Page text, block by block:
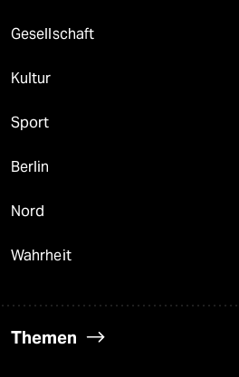
Gesellschaft
Kultur
Sport
Berlin
Nord
Wahrheit
Themen